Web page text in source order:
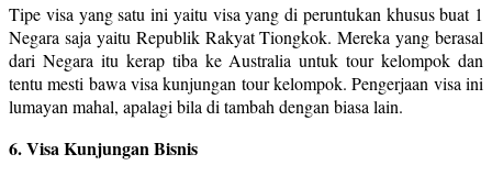
Tipe visa yang satu ini yaitu visa yang di peruntukan khusus buat 1
Negara saja yaitu Republik Rakyat Tiongkok. Mereka yang berasal
dari Negara itu kerap tiba ke Australia untuk tour kelompok dan
tentu mesti bawa visa kunjungan tour kelompok. Pengerjaan visa ini
lumayan mahal, apalagi bila di tambah dengan biasa lain.
6. Visa Kunjungan Bisnis